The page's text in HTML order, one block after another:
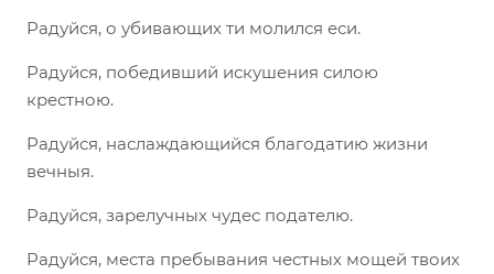
Радуйся, о убивающих ти молился еси.
Радуйся, победивший искушения силою
крестною.
Радуйся, наслаждающийся благодатию жизни
вечныя.
Радуйся, зарелучных чудес подателю.
Радуйся, места пребывания честных мощей твоих